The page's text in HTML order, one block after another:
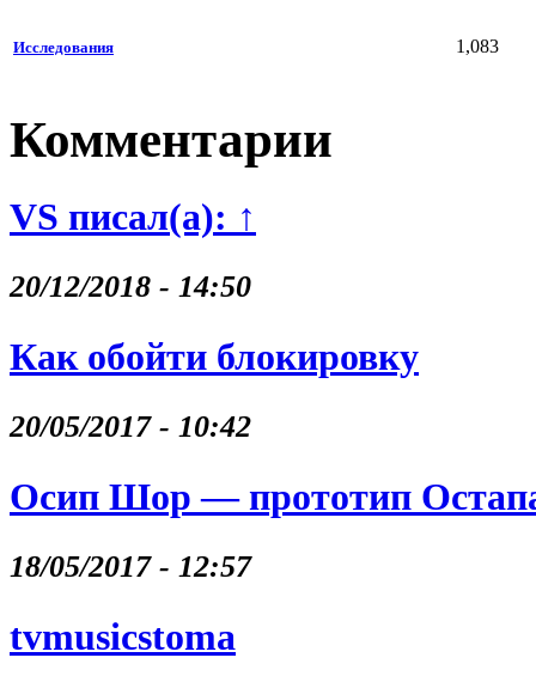
Исследования 1,083
Комментарии
VS писал(а): ↑
20/12/2018 - 14:50
Как обойти блокировку
20/05/2017 - 10:42
Осип Шор — прототип
18/05/2017 - 12:57
tvmusicstoma